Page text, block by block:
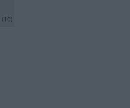
(10)